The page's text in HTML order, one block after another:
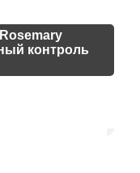
контроль